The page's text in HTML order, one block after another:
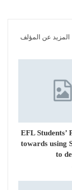
المزيد عن المؤلف
EFL Students’
towards using
to